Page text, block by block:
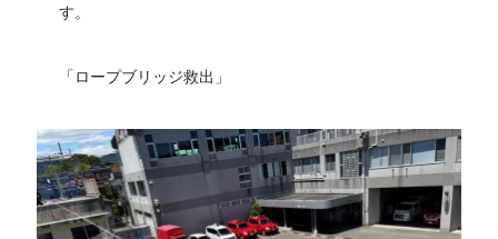
す。
「ロープブリッジ救出」